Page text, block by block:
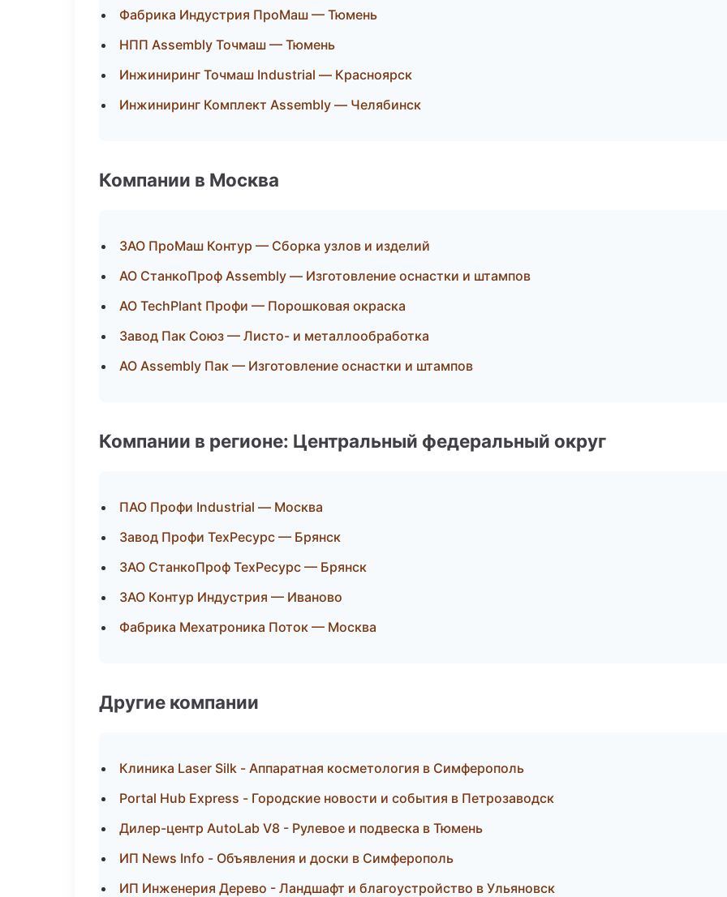
Фабрика Индустрия ПроМаш — Тюмень
НПП Assembly Точмаш — Тюмень
Инжиниринг Точмаш Industrial — Красноярск
Инжиниринг Комплект Assembly — Челябинск
Компании в Москва
ЗАО ПроМаш Контур — Сборка узлов и изделий
АО СтанкоПроф Assembly — Изготовление оснастки и штампов
АО TechPlant Профи — Порошковая окраска
Завод Пак Союз — Листо- и металлообработка
АО Assembly Пак — Изготовление оснастки и штампов
Компании в регионе: Центральный федеральный округ
ПАО Профи Industrial — Москва
Завод Профи ТехРесурс — Брянск
ЗАО СтанкоПроф ТехРесурс — Брянск
ЗАО Контур Индустрия — Иваново
Фабрика Мехатроника Поток — Москва
Другие компании
Клиника Laser Silk - Аппаратная косметология в Симферополь
Portal Hub Express - Городские новости и события в Петрозаводск
Дилер-центр AutoLab V8 - Рулевое и подвеска в Тюмень
ИП News Info - Объявления и доски в Симферополь
ИП Инженерия Дерево - Ландшафт и благоустройство в Ульяновск